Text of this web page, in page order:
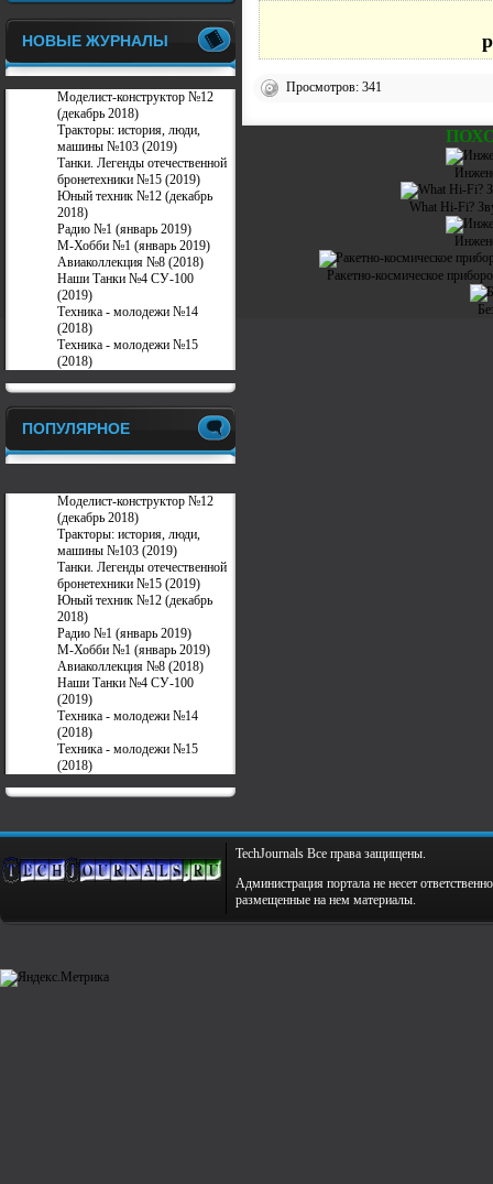
Просмотров: 341
What Hi-Fi?
Ракетно-космическое
НОВЫЕ ЖУРНАЛЫ
Моделист-конструктор №12
(декабрь 2018)
Тракторы: история, люди,
машины №103 (2019)
Танки. Легенды отечественной
бронетехники №15 (2019)
Юный техник №12 (декабрь
2018)
Радио №1 (январь 2019)
М-Хобби №1 (январь 2019)
Авиаколлекция №8 (2018)
Наши Танки №4 СУ-100
(2019)
Техника - молодежи №14
(2018)
Техника - молодежи №15
(2018)
ПОПУЛЯРНОЕ
Моделист-конструктор №12
(декабрь 2018)
Тракторы: история, люди,
машины №103 (2019)
Танки. Легенды отечественной
бронетехники №15 (2019)
Юный техник №12 (декабрь
2018)
Радио №1 (январь 2019)
М-Хобби №1 (январь 2019)
Авиаколлекция №8 (2018)
Наши Танки №4 СУ-100
(2019)
Техника - молодежи №14
(2018)
Техника - молодежи №15
(2018)
TechJournals Все права защищены.
Администрация портала не несет
размещенные на нем материалы.